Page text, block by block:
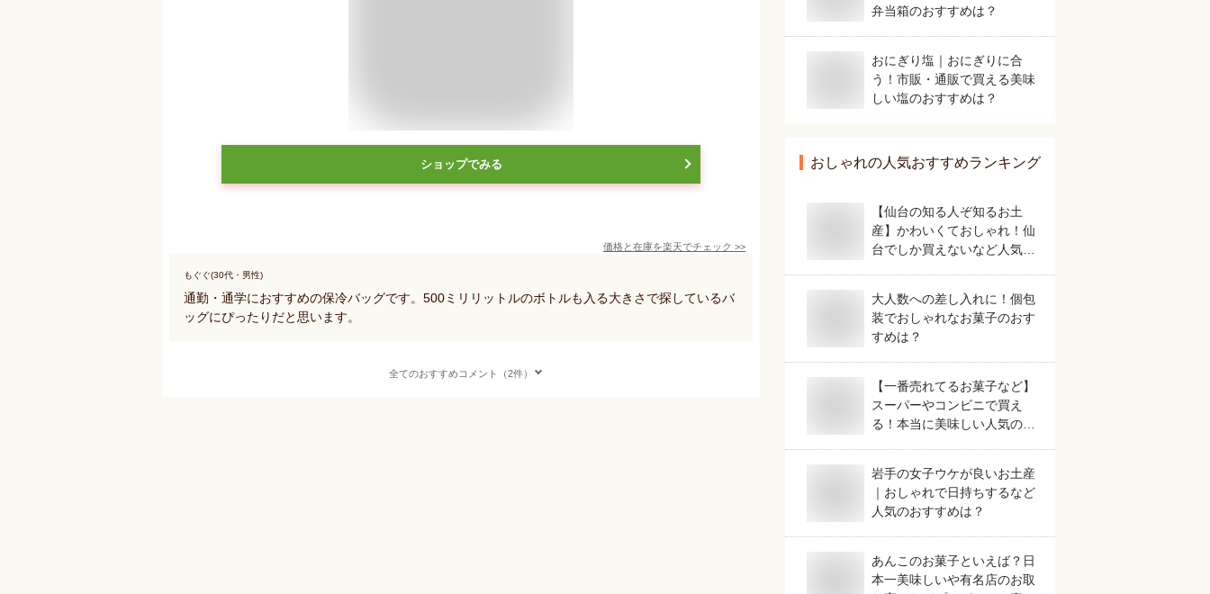
ショップでみる
価格と在庫を楽天でチェック >>
もぐぐ(30代・男性)
通勤・通学におすすめの保冷バッグです。500ミリリットルのボトルも入る大きさで探しているバ
ッグにぴったりだと思います。
全てのおすすめコメント（2件）
弁当箱のおすすめは？
おにぎり塩｜おにぎりに合
う！市販・通販で買える美味
しい塩のおすすめは？
おしゃれの人気おすすめランキング
【仙台の知る人ぞ知るお土
産】かわいくておしゃれ！仙
台でしか買えないなど人気の
大人数への差し入れに！個包
装でおしゃれなお菓子のおす
すめは？
【一番売れてるお菓子など】
スーパーやコンビニで買え
る！本当に美味しい人気のお
岩手の女子ウケが良いお土産
｜おしゃれで日持ちするなど
人気のおすすめは？
あんこのお菓子といえば？日
本一美味しいや有名店のお取